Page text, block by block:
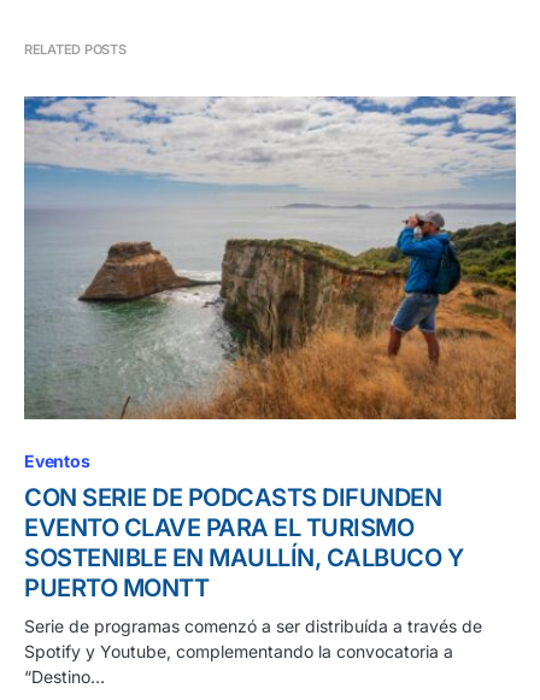
RELATED POSTS
Eventos
CON SERIE DE PODCASTS DIFUNDEN
EVENTO CLAVE PARA EL TURISMO
SOSTENIBLE EN MAULLÍN, CALBUCO Y
PUERTO MONTT
Serie de programas comenzó a ser distribuída a través de
Spotify y Youtube, complementando la convocatoria a
“Destino…